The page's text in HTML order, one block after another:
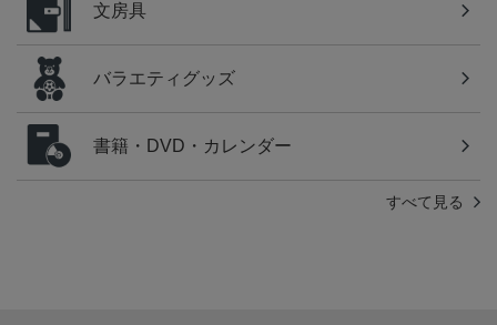
文房具
バラエティグッズ
書籍・DVD・カレンダー
すべて見る